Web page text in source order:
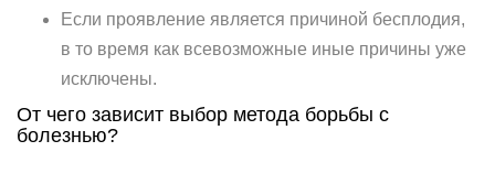
Если проявление является причиной бесплодия,
в то время как всевозможные иные причины уже
исключены.
От чего зависит выбор метода борьбы с
болезнью?